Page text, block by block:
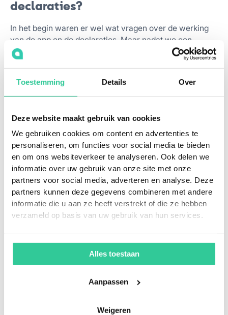
Toestemming Details Over
Deze website maakt gebruik van cookies
We gebruiken cookies om content en advertenties te
personaliseren, om functies voor social media te bieden
en om ons websiteverkeer te analyseren. Ook delen we
informatie over uw gebruik van onze site met onze
partners voor social media, adverteren en analyse. Deze
partners kunnen deze gegevens combineren met andere
informatie die u aan ze heeft verstrekt of die ze hebben
verzameld op basis van uw gebruik van hun services.
Alles toestaan
Aanpassen
Weigeren
declaraties?
In het begin waren er wel wat vragen over de werking
van de app en de declaraties. Maar nadat we een
duidelijke handleiding en een korte interne training
hadden gegeven, ging dat eigenlijk heel soepel. De
bij de opstartfase. We merkten dat het gebruik van de
app ook een bewustwording teweegbracht:
aflegden en wat dat betekende voor hun CO₂-uitstoot.
Wat hebben jullie gedaan om
medewerkers mee te krijgen in
deze verandering?
Sterke interne communicatie over het waarom en wat
het medewerkers oplevert, via nieuwsbrieven, intranet
feedbackrondes georganiseerd, bijvoorbeeld om meer
detail toe te voegen in het transactieoverzicht. HR en IT
salarisverwerking en datastromen te vereenvoudigen.